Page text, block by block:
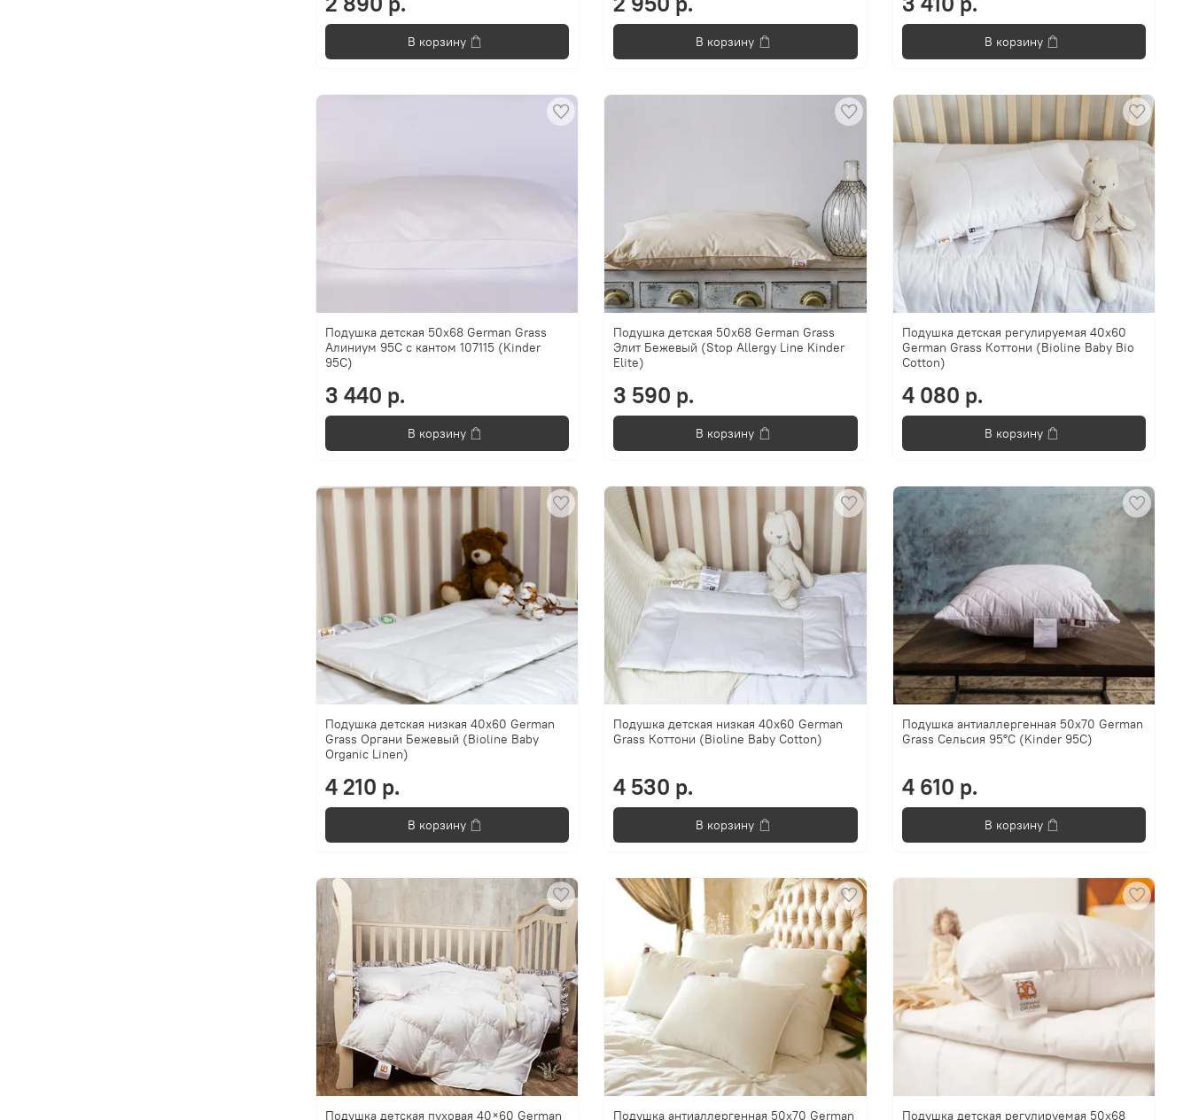
В корзину В корзину В корзину
Подушка детская 50x68 German Grass
Алиниум 95C с кантом 107115 (Kinder
95C)
3 440 р.
В корзину
Подушка детская 50x68 German Grass
Элит Бежевый (Stop Allergy Line Kinder
Elite)
3 590 р.
В корзину
Подушка детская регулируемая 40х60
German Grass Коттони (Bioline Baby Bio
Cotton)
4 080 р.
В корзину
Подушка детская низкая 40х60 German
Grass Органи Бежевый (Bioline Baby
Organic Linen)
4 210 р.
В корзину
Подушка детская низкая 40х60 German
Grass Коттони (Bioline Baby Cotton)
4 530 р.
В корзину
Подушка антиаллергенная 50х70 German
Grass Сельсия 95°C (Kinder 95C)
4 610 р.
В корзину
Подушка детская пуховая 40×60 German
Подушка антиаллергенная 50х70 German
Подушка детская регулируемая 50x68